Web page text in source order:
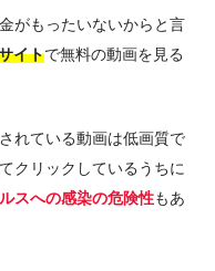
がもったいないからと言
イトで無料の動画を見る
れている動画は低画質で
クリックしているうちに
スへの感染の危険性もあ